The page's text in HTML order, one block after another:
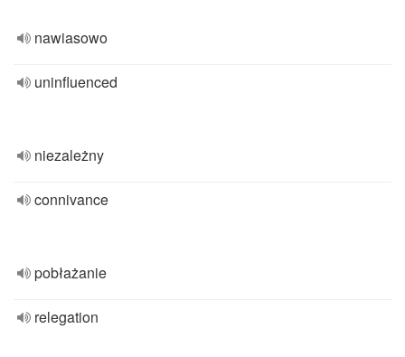
nawiasowo
uninfluenced
niezależny
connivance
pobłażanie
relegation